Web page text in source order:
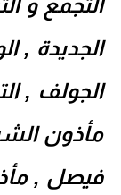
التجمع و
الجديدة ,
الجولف ,
مأذون
فيصل ,